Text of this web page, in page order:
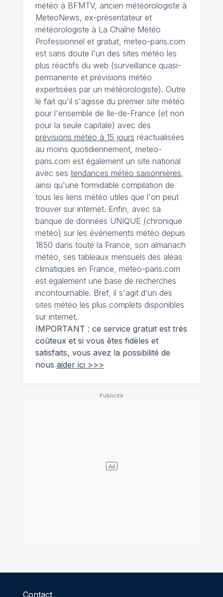
météo à BFMTV, ancien météorologiste à
MeteoNews, ex-présentateur et
météorologiste à La Chaîne Météo
Professionnel et gratuit, meteo-paris.com
est sans doute l'un des sites météo les
plus réactifs du web (surveillance quasi-
permanente et prévisions météo
expertisées par un météorologiste). Outre
le fait qu'il s'agisse du premier site météo
pour l'ensemble de Ile-de-France (et non
pour la seule capitale) avec des
prévisions météo à 15 jours réactualisées
au moins quotidiennement, meteo-
paris.com est également un site national
avec ses tendances météo saisonnières,
ainsi qu'une formidable compilation de
tous les liens météo utiles que l'on peut
trouver sur internet. Enfin, avec sa
banque de données UNIQUE (chronique
météo) sur les événements météo depuis
1850 dans toute la France, son almanach
météo, ses tableaux mensuels des aléas
climatiques en France, meteo-paris.com
est également une base de recherches
incontournable. Bref, il s'agit d'un des
sites météo les plus complets disponibles
sur internet.
IMPORTANT : ce service gratuit est très
coûteux et si vous êtes fidèles et
satisfaits, vous avez la possibilité de
nous aider ici >>>
Contact